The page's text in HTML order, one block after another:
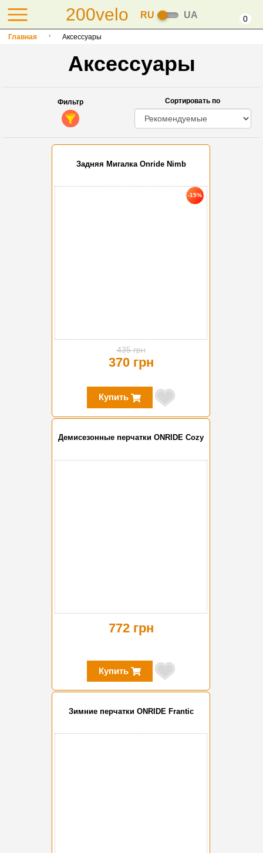
200velo RU UA 0
Главная Аксессуары
Аксессуары
Фильтр Сортировать по
Задняя Мигалка Onride Nimb
-15%
435 грн
370 грн
Купить
Демисезонные перчатки ONRIDE Cozy
772 грн
Купить
Зимние перчатки ONRIDE Frantic